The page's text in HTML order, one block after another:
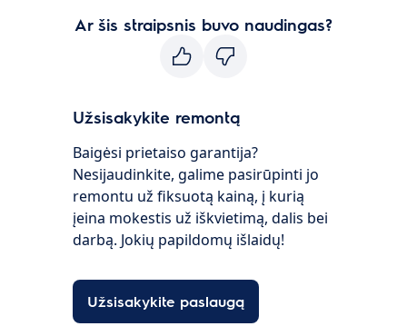
Ar šis straipsnis buvo naudingas?
Užsisakykite remontą
Baigėsi prietaiso garantija?
Nesijaudinkite, galime pasirūpinti jo
remontu už fiksuotą kainą, į kurią
įeina mokestis už iškvietimą, dalis bei
darbą. Jokių papildomų išlaidų!
Užsisakykite paslaugą